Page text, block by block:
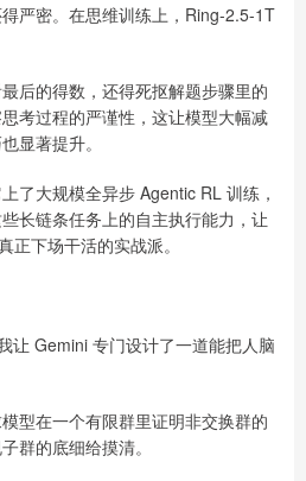
严密。在思维训练上，Ring-2.5-1T
后的得数，还得死抠解题步骤里的
考过程的严谨性，这让模型大幅减
显著提升。
了大规模全异步 Agentic RL 训练，
长链条任务上的自主执行能力，让
下场干活的实战派。
让 Gemini 专门设计了一道能把人脑
型在一个有限群里证明非交换群的
群的底细给摸清。